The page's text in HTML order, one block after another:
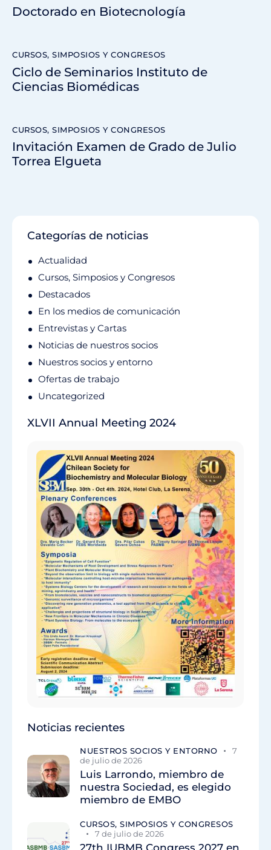
Doctorado en Biotecnología
CURSOS, SIMPOSIOS Y CONGRESOS
Ciclo de Seminarios Instituto de
Ciencias Biomédicas
CURSOS, SIMPOSIOS Y CONGRESOS
Invitación Examen de Grado de Julio
Torrea Elgueta
Categorías de noticias
Actualidad
Cursos, Simposios y Congresos
Destacados
En los medios de comunicación
Entrevistas y Cartas
Noticias de nuestros socios
Nuestros socios y entorno
Ofertas de trabajo
Uncategorized
XLVII Annual Meeting 2024
Noticias recientes
NUESTROS SOCIOS Y ENTORNO
7
de julio de 2026
Luis Larrondo, miembro de
nuestra Sociedad, es elegido
miembro de EMBO
CURSOS, SIMPOSIOS Y CONGRESOS
7 de julio de 2026